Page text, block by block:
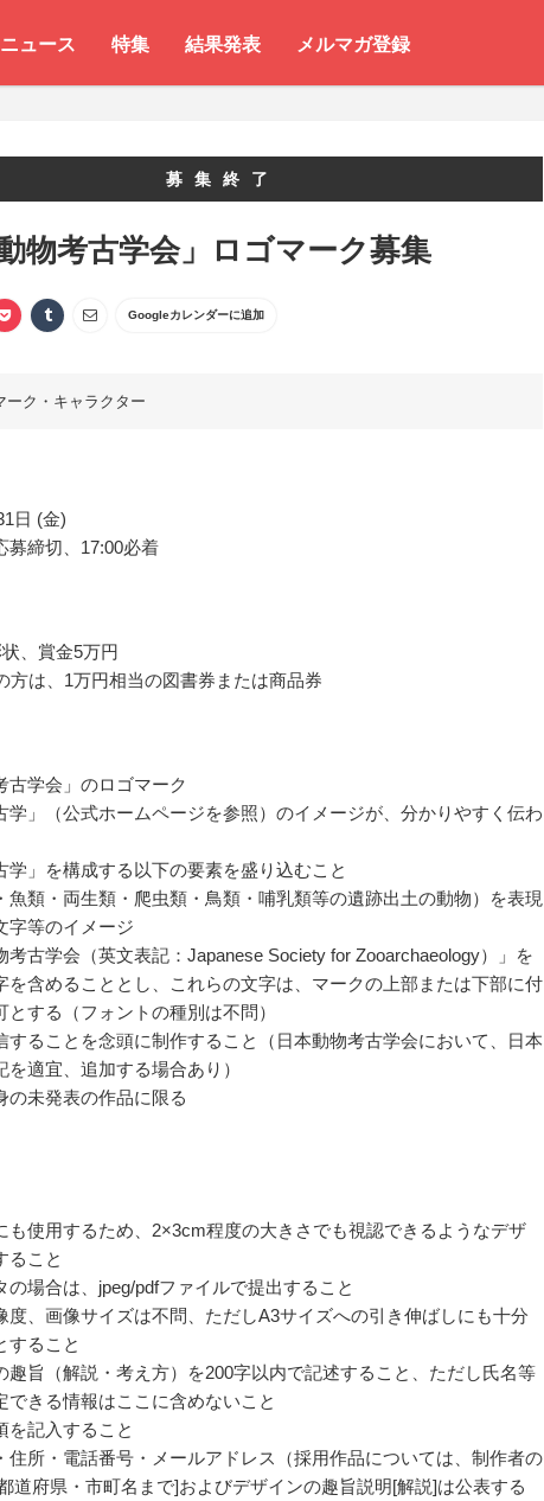
ニュース 特集 結果発表 メルマガ登録
募集終了
動物考古学会」ロゴマーク募集
Googleカレンダーに追加
ーク・キャラクター
日 (金)
募締切、17:00必着
、賞金5万円
方は、1万円相当の図書券または商品券
古学会」のロゴマーク
」（公式ホームページを参照）のイメージが、分かりやすく伝わ
」を構成する以下の要素を盛り込むこと
魚類・両生類・爬虫類・鳥類・哺乳類等の遺跡出土の動物）を表現
字等のイメージ
古学会（英文表記：Japanese Society for Zooarchaeology）」を
を含めることとし、これらの文字は、マークの上部または下部に付
とする（フォントの種別は不問）
ることを念頭に制作すること（日本動物考古学会において、日本
を適宜、追加する場合あり）
未発表の作品に限る
使用するため、2×3cm程度の大きさでも視認できるようなデザ
ること
場合は、jpeg/pdfファイルで提出すること
、画像サイズは不問、ただしA3サイズへの引き伸ばしにも十分
すること
旨（解説・考え方）を200字以内で記述すること、ただし氏名等
できる情報はここに含めないこと
記入すること
住所・電話番号・メールアドレス（採用作品については、制作者の
道府県・市町名まで]およびデザインの趣旨説明[解説]は公表する